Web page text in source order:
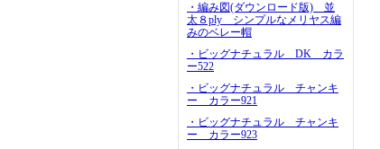
・編み図(ダウンロード版) 並
太８ply シンプルなメリヤス編
みのベレー帽
・ビッグナチュラル DK カラ
ー522
・ビッグナチュラル チャンキ
ー カラー921
・ビッグナチュラル チャンキ
ー カラー923